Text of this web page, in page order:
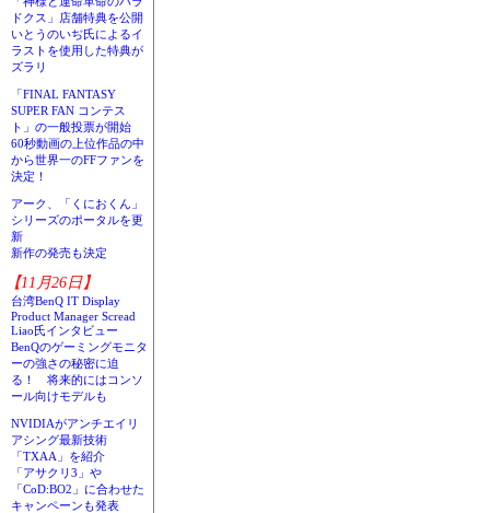
ドクス」店舗特典を公開
いとうのいぢ氏によるイ
ラストを使用した特典が
ズラリ
「FINAL FANTASY
SUPER FAN コンテス
ト」の一般投票が開始
60秒動画の上位作品の中
から世界一のFFファンを
決定！
アーク、「くにおくん」
シリーズのポータルを更
新
新作の発売も決定
【11月26日】
台湾BenQ IT Display
Product Manager Scread
Liao氏インタビュー
BenQのゲーミングモニタ
ーの強さの秘密に迫
る！ 将来的にはコンソ
ール向けモデルも
NVIDIAがアンチエイリ
アシング最新技術
「TXAA」を紹介
「アサクリ3」や
「CoD:BO2」に合わせた
キャンペーンも発表